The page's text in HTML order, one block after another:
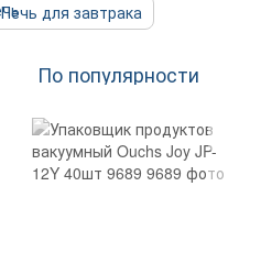
Печь для завтрака
По популярности